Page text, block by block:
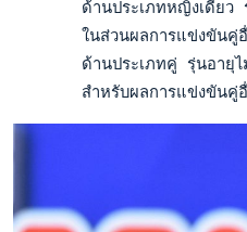
ด้านประเภทหญิงเดี่ยว
ในส่วนผลการแข่งขันคู่
ด้านประเภทคู่ รุ่นอายุ
สำหรับผลการแข่งขันคู่